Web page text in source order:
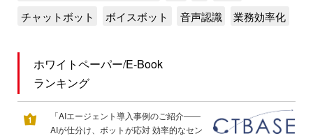
チャットボット
ボイスボット 音声認識 業務効率化
ホワイトペーパー/E-Book
ランキング
「AIエージェント導入事例のご紹介――
AIが仕分け、ボットが応対 効率的なセン